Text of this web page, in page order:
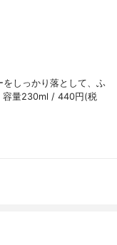
しっかり落として、ふ
容量230ml / 440円(税